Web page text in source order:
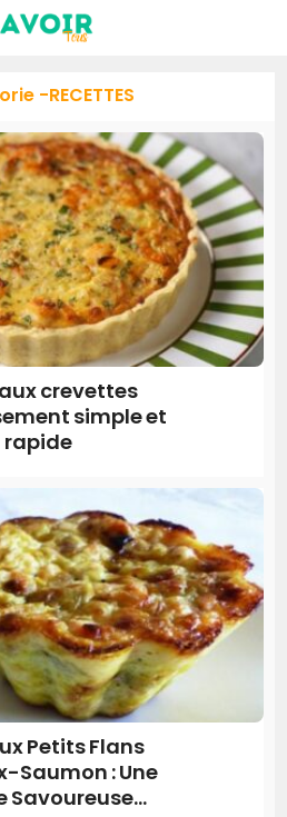
-RECETTES
crevettes
simple et
rapide
Petits Flans
Saumon : Une
Savoureuse...